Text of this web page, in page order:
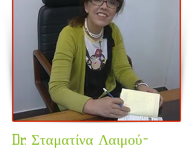
Dr. Σταματίνα Λαιμού-